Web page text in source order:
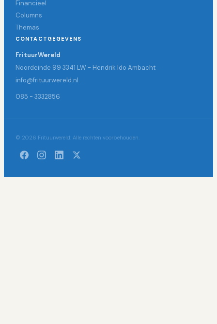
Financieel
Columns
Themas
CONTACTGEGEVENS
FrituurWereld
Noordeinde 99 3341 LW - Hendrik Ido Ambacht
info@frituurwereld.nl
085 - 3332856
© 2026 Frituurwereld. Alle rechten voorbehouden.